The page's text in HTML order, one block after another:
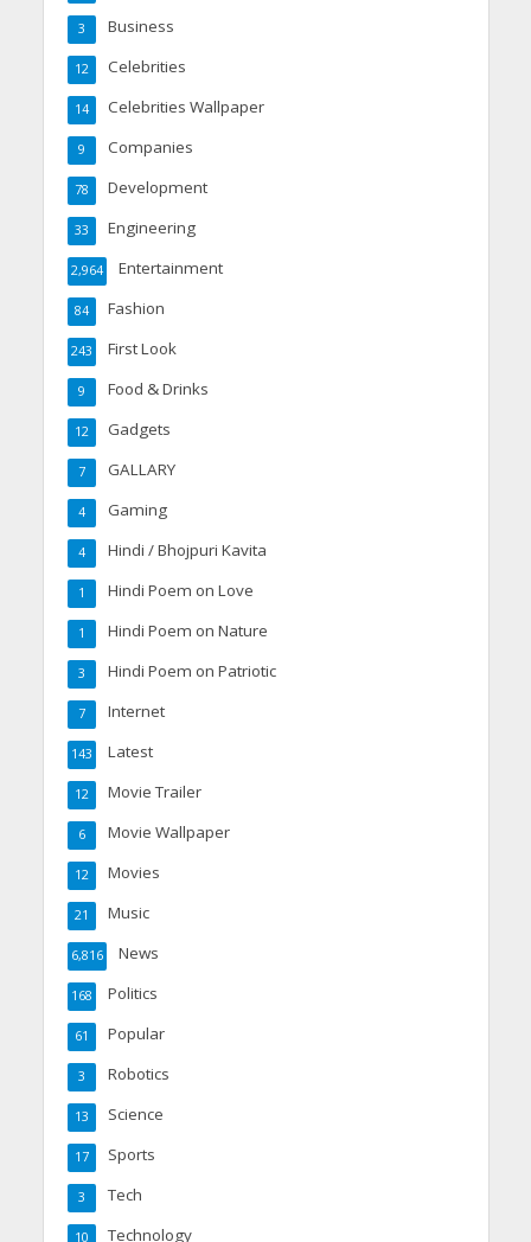
Business
3
Celebrities
12
Celebrities Wallpaper
14
Companies
9
Development
78
Engineering
33
Entertainment
2,964
Fashion
84
First Look
243
Food & Drinks
9
Gadgets
12
GALLARY
7
Gaming
4
Hindi / Bhojpuri Kavita
4
Hindi Poem on Love
1
Hindi Poem on Nature
1
Hindi Poem on Patriotic
3
Internet
7
Latest
143
Movie Trailer
12
Movie Wallpaper
6
Movies
12
Music
21
News
6,816
Politics
168
Popular
61
Robotics
3
Science
13
Sports
17
Tech
3
Technology
10